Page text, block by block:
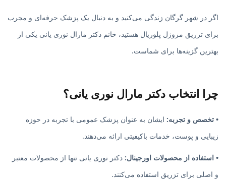
اگر در شهر گرگان زندگی می‌کنید و به دنبال یک پزشک حرفه‌ای و مجرب
برای تزریق مزوژل پلوریال هستید، خانم دکتر مارال نوری یانی یکی از
بهترین گزینه‌ها برای شماست.
چرا انتخاب دکتر مارال نوری یانی؟
• تخصص و تجربه: ایشان به عنوان پزشک عمومی با تجربه در حوزه
زیبایی و پوست، خدمات باکیفیتی ارائه می‌دهند.
• استفاده از محصولات اورجینال: دکتر نوری یانی تنها از محصولات معتبر
و اصلی برای تزریق استفاده می‌کنند.